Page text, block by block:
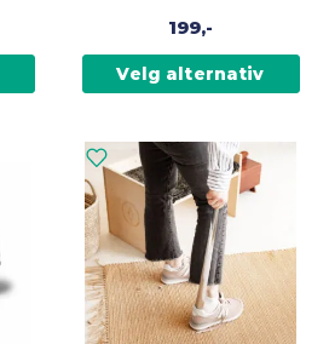
199,-
Velg alternativ
Alternativene
kan
på
produktsiden